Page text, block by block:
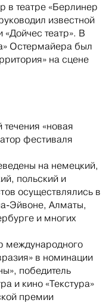
в театре «Берлинер
известной
«Дойчес театр». В
Остермайера был
на сцене
«новая
фестиваля
на немецкий,
польский и
осуществлялись в
Эйвоне, Алматы,
и многих
международного
в номинации
победитель
и кино «Текстура»
премии